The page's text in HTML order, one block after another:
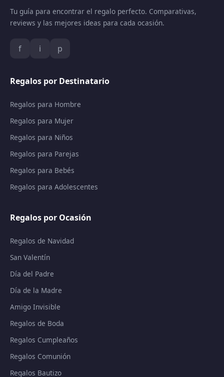
Tu guía para encontrar el regalo perfecto. Comparativas,
reviews y las mejores ideas para cada ocasión.
f i p
Regalos por Destinatario
Regalos para Hombre
Regalos para Mujer
Regalos para Niños
Regalos para Parejas
Regalos para Bebés
Regalos para Adolescentes
Regalos por Ocasión
Regalos de Navidad
San Valentín
Día del Padre
Día de la Madre
Amigo Invisible
Regalos de Boda
Regalos Cumpleaños
Regalos Comunión
Regalos Bautizo